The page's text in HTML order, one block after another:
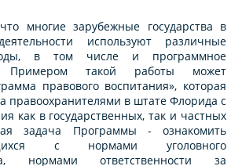
многие зарубежные государства в
используют различные
в том числе и программное
Примером такой работы может
правового воспитания», которая
правоохранителями в штате Флорида с
как в государственных, так и частных
задача Программы - ознакомить
с нормами уголовного
нормами ответственности за